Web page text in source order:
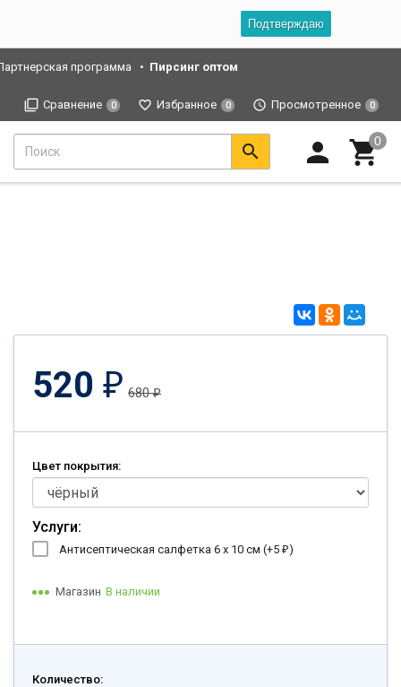
Подтверждаю
программа Пирсинг оптом
Сравнение 0 Избранное 0 Просмотренное 0
520 ₽ 680₽
Цвет покрытия:
Услуги:
Антисептическая салфетка 6 х 10 см (+5 ₽)
Магазин В наличии
Количество: